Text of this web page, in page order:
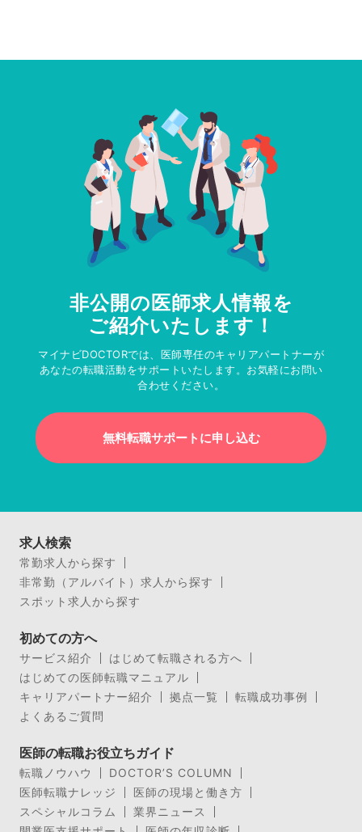
非公開の医師求人情報を
ご紹介いたします！
マイナビDOCTORでは、医師専任のキャリアパートナーが
あなたの転職活動をサポートいたします。お気軽にお問い
合わせください。
無料転職サポートに申し込む
求人検索
常勤求人から探す
非常勤（アルバイト）求人から探す
スポット求人から探す
初めての方へ
サービス紹介
はじめて転職される方へ
はじめての医師転職マニュアル
キャリアパートナー紹介
拠点一覧
転職成功事例
よくあるご質問
医師の転職お役立ちガイド
転職ノウハウ
DOCTOR’S COLUMN
医師転職ナレッジ
医師の現場と働き方
スペシャルコラム
業界ニュース